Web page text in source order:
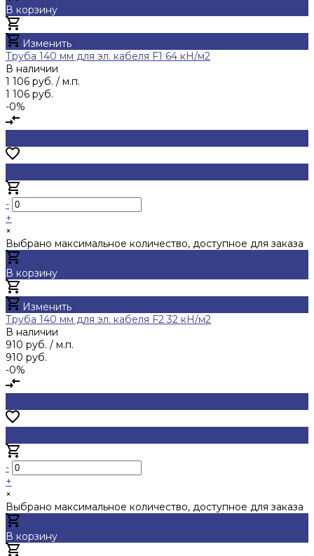
В корзину
Изменить
Труба 140 мм для эл. кабеля F1 64 кН/м2
В наличии
1 106 руб. / м.п.
1 106 руб.
-0%
-
+
×
Выбрано максимальное количество, доступное для заказа
В корзину
Изменить
Труба 140 мм для эл. кабеля F2 32 кН/м2
В наличии
910 руб. / м.п.
910 руб.
-0%
-
+
×
Выбрано максимальное количество, доступное для заказа
В корзину